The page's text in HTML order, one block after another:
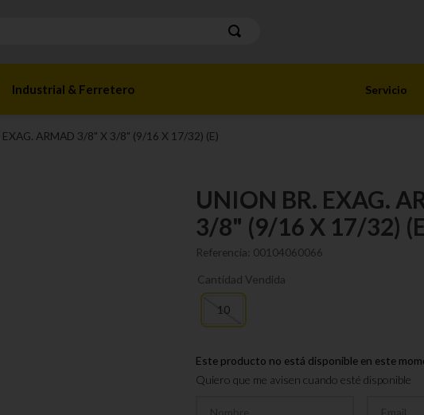
Industrial & Ferretero Servicio
ARMAD 3/8" X 3/8" (9/16 X 17/32) (E)
UNION BR. EXAG.
3/8" (9/16 X 17/32)
Referencia: 00104060066
Cantidad Vendida
10
Este producto no está disponible en este
Quiero que me avisen cuando esté disponible